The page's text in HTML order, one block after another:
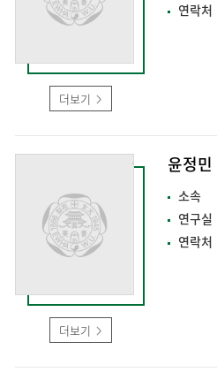
더보기
연락처
더보기
윤정민
소속
연구실
연락처